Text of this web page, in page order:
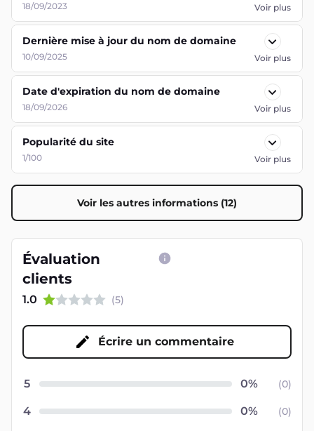
18/09/2023 Voir plus
Dernière mise à jour du nom de domaine
10/09/2025 Voir plus
Date d'expiration du nom de domaine
18/09/2026 Voir plus
Popularité du site
1/100 Voir plus
Voir les autres informations (12)
Évaluation
clients
1.0 (5)
Écrire un commentaire
5 (0)
4 (0)